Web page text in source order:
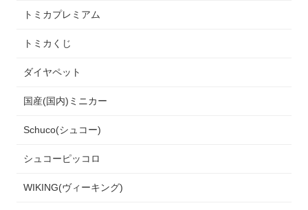
トミカプレミアム
トミカくじ
ダイヤペット
国産(国内)ミニカー
Schuco(シュコー)
シュコーピッコロ
WIKING(ヴィーキング)